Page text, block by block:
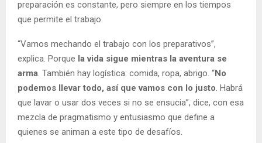
preparación es constante, pero siempre en los tiempos
que permite el trabajo.
“Vamos mechando el trabajo con los preparativos”,
explica. Porque la vida sigue mientras la aventura se
arma. También hay logística: comida, ropa, abrigo. “No
podemos llevar todo, así que vamos con lo justo. Habrá
que lavar o usar dos veces si no se ensucia”, dice, con esa
mezcla de pragmatismo y entusiasmo que define a
quienes se animan a este tipo de desafíos.